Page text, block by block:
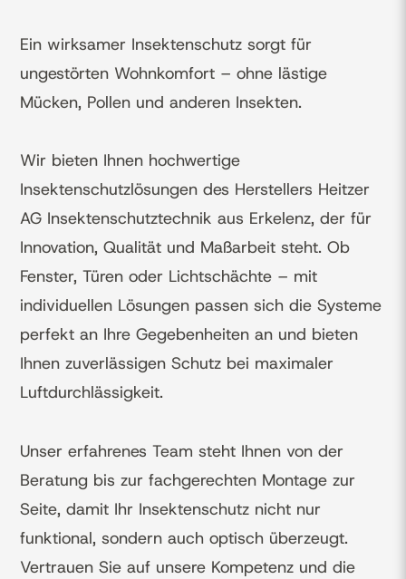
Ein wirksamer Insektenschutz sorgt für
ungestörten Wohnkomfort – ohne lästige
Mücken, Pollen und anderen Insekten.
Wir bieten Ihnen hochwertige
Insektenschutzlösungen des Herstellers Heitzer
AG Insektenschutztechnik aus Erkelenz, der für
Innovation, Qualität und Maßarbeit steht. Ob
Fenster, Türen oder Lichtschächte – mit
individuellen Lösungen passen sich die Systeme
perfekt an Ihre Gegebenheiten an und bieten
Ihnen zuverlässigen Schutz bei maximaler
Luftdurchlässigkeit.
Unser erfahrenes Team steht Ihnen von der
Beratung bis zur fachgerechten Montage zur
Seite, damit Ihr Insektenschutz nicht nur
funktional, sondern auch optisch überzeugt.
Vertrauen Sie auf unsere Kompetenz und die